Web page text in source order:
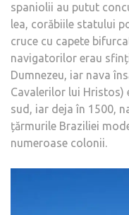
spaniolii au putut
lea, corăbiile statului
cruce cu capete
navigatorilor erau
Dumnezeu, iar nava
Cavalerilor lui Hristos)
sud, iar deja în 1500,
țărmurile Braziliei
numeroase colonii.